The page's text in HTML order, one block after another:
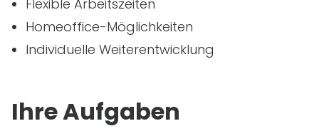
Flexible Arbeitszeiten
Homeoffice-Möglichkeiten
Individuelle Weiterentwicklung
Ihre Aufgaben